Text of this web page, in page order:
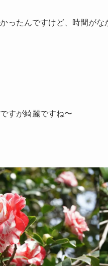
ったんですけど、時間がな
すが綺麗ですね〜